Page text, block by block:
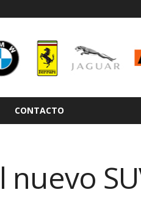
CONTACTO
nuevo